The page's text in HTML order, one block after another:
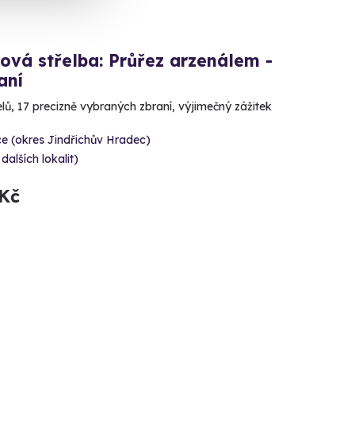
střelba: Průřez arzenálem -
17 precizně vybraných zbraní, výjimečný zážitek
(okres Jindřichův Hradec)
lokalit)